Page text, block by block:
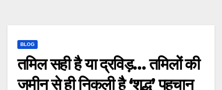
BLOG
तमिल सही है या द्रविड़… तमिलों की
जमीन से ही निकली है ‘शुद्ध’ पहचान